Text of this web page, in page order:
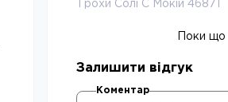
Трохи Солі С Мокій 46871
Поки що
Залишити відгук
Коментар